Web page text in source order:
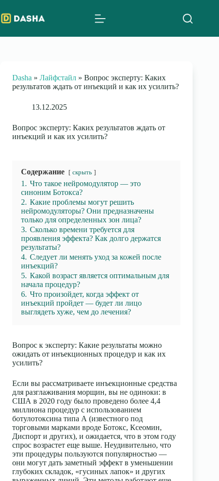
to
content
Dasha » Лайфстайл » Вопрос эксперту: Каких
результатов ждать от инъекций и как их усилить?
13.12.2025
Вопрос эксперту: Каких результатов ждать от
инъекций и как их усилить?
Содержание скрыть
1. Что такое нейромодулятор — это
синоним Ботокса?
2. Какие проблемы могут решить
нейромодуляторы? Они предназначены
только для определенных зон лица?
3. Сколько времени требуется для
проявления эффекта? Как долго держатся
результаты?
4. Следует ли менять уход за кожей после
инъекций?
5. Какой возраст является оптимальным для
начала процедур?
6. Что произойдет, когда эффект от
инъекций пройдет — будет ли лицо
выглядеть хуже, чем до лечения?
Вопрос к эксперту: Какие результаты можно
ожидать от инъекционных процедур и как их
усилить?
Если вы рассматриваете инъекционные средства
для разглаживания морщин, вы не одиноки: в
США в 2020 году было проведено более 4,4
миллиона процедур с использованием
ботулотоксина типа А (известного под
торговыми марками вроде Ботокс, Ксеомин,
Диспорт и других), и ожидается, что в этом году
спрос возрастет еще выше. Неудивительно, что
эти процедуры пользуются популярностью —
они могут дать заметный эффект в уменьшении
глубоких складок, «гусиных лапок» и других